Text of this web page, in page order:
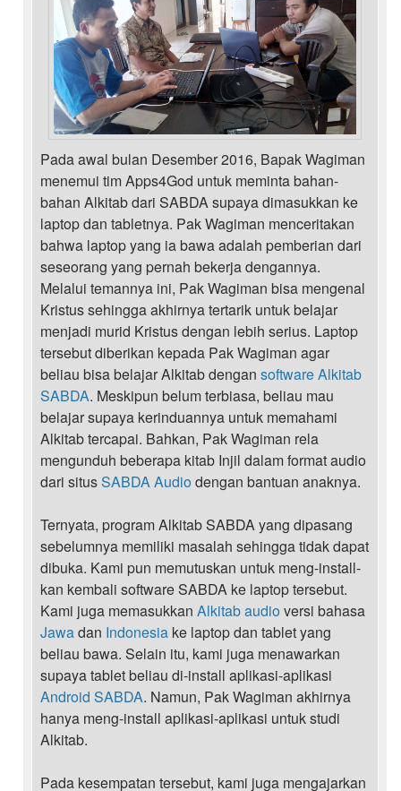
Pada awal bulan Desember 2016, Bapak Wagiman
menemui tim Apps4God untuk meminta bahan-
bahan Alkitab dari SABDA supaya dimasukkan ke
laptop dan tabletnya. Pak Wagiman menceritakan
bahwa laptop yang ia bawa adalah pemberian dari
seseorang yang pernah bekerja dengannya.
Melalui temannya ini, Pak Wagiman bisa mengenal
Kristus sehingga akhirnya tertarik untuk belajar
menjadi murid Kristus dengan lebih serius. Laptop
tersebut diberikan kepada Pak Wagiman agar
beliau bisa belajar Alkitab dengan software Alkitab
SABDA. Meskipun belum terbiasa, beliau mau
belajar supaya kerinduannya untuk memahami
Alkitab tercapai. Bahkan, Pak Wagiman rela
mengunduh beberapa kitab Injil dalam format audio
dari situsSABDA Audio dengan bantuan anaknya.
Ternyata, program Alkitab SABDA yang dipasang
sebelumnya memiliki masalah sehingga tidak dapat
dibuka. Kami pun memutuskan untuk meng-install-
kan kembali software SABDA ke laptop tersebut.
Kami juga memasukkan Alkitab audio versi bahasa
Jawadan Indonesia ke laptop dan tablet yang
beliau bawa. Selain itu, kami juga menawarkan
supaya tablet beliau di-install aplikasi-aplikasi
Android SABDA. Namun, Pak Wagiman akhirnya
hanya meng-install aplikasi-aplikasi untuk studi
Alkitab.
Pada kesempatan tersebut, kami juga mengajarkan